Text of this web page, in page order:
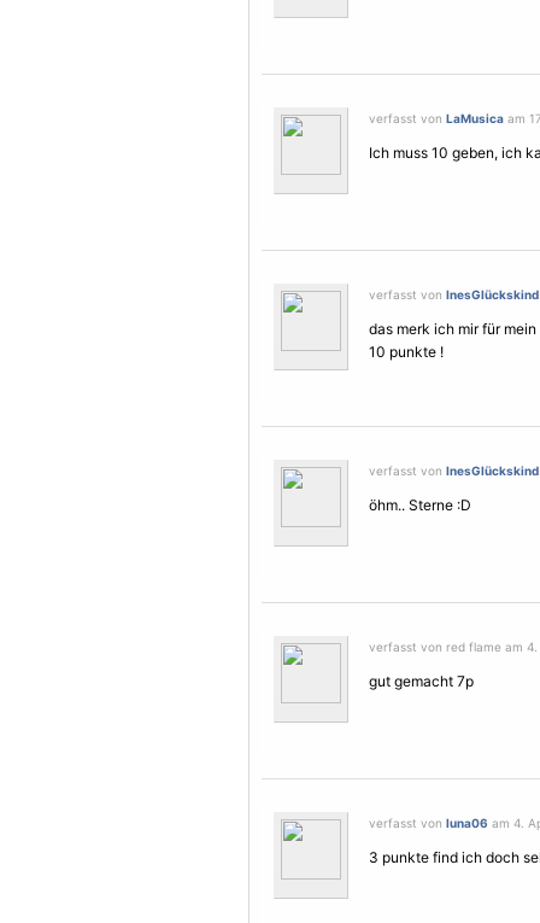
verfasst von LaMusica am
Ich muss 10 geben, ich
verfasst von InesGlückskind
das merk ich mir für
10 punkte !
verfasst von InesGlückskind
öhm.. Sterne :D
verfasst von red flame am
gut gemacht 7p
verfasst von luna06 am 4.
3 punkte find ich doch